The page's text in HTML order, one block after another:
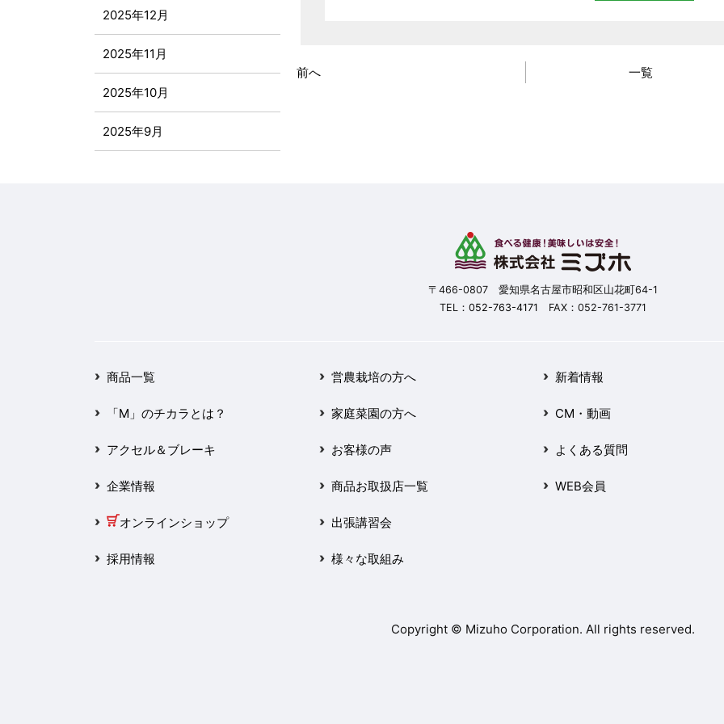
前へ 一覧
2025年12月
2025年11月
2025年10月
2025年9月
2025年1月
2024年12月
2024年11月
2024年10月
〒466-0807 愛知県名古屋市昭和区山花町64-1
TEL： 052-763-4171 FAX：052-761-3771
商品一覧
「M」のチカラとは？
アクセル＆ブレーキ
企業情報
オンラインショップ
採用情報
営農栽培の方へ
家庭菜園の方へ
お客様の声
商品お取扱店一覧
出張講習会
様々な取組み
新着情報
CM・動画
よくある質問
WEB会員
Copyright © Mizuho Corporation. All rights reserved.